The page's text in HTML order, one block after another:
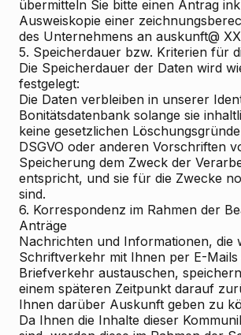
übermitteln Sie bitte einen Antrag
Ausweiskopie einer
des Unternehmens an auskunft@
5. Speicherdauer bzw. Kriterien für
Die Speicherdauer der Daten wird
festgelegt:
Die Daten verbleiben in unserer
Bonitätsdatenbank solange sie
keine gesetzlichen
DSGVO oder anderen Vorschriften
Speicherung dem Zweck der
entspricht, und sie für die Zwecke
sind.
6. Korrespondenz im Rahmen der
Anträge
Nachrichten und Informationen, die
Schriftverkehr mit Ihnen per E-Mails
Briefverkehr austauschen,
einem späteren Zeitpunkt darauf
Ihnen darüber Auskunft geben zu
Da Ihnen die Inhalte dieser